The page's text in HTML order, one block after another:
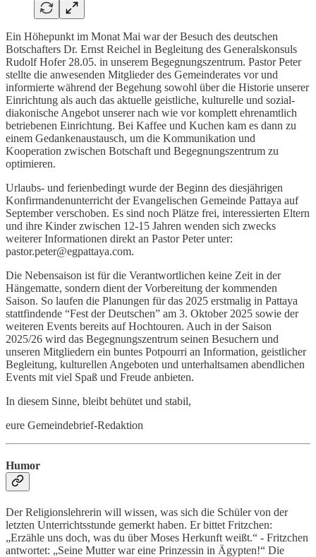
Ein Höhepunkt im Monat Mai war der Besuch des deutschen
Botschafters Dr. Ernst Reichel in Begleitung des Generalskonsuls
Rudolf Hofer 28.05. in unserem Begegnungszentrum. Pastor Peter
stellte die anwesenden Mitglieder des Gemeinderates vor und
informierte während der Begehung sowohl über die Historie unserer
Einrichtung als auch das aktuelle geistliche, kulturelle und sozial-
diakonische Angebot unserer nach wie vor komplett ehrenamtlich
betriebenen Einrichtung. Bei Kaffee und Kuchen kam es dann zu
einem Gedankenaustausch, um die Kommunikation und
Kooperation zwischen Botschaft und Begegnungszentrum zu
optimieren.
Urlaubs- und ferienbedingt wurde der Beginn des diesjährigen
Konfirmandenunterricht der Evangelischen Gemeinde Pattaya auf
September verschoben. Es sind noch Plätze frei, interessierten Eltern
und ihre Kinder zwischen 12-15 Jahren wenden sich zwecks
weiterer Informationen direkt an Pastor Peter unter:
pastor.peter@egpattaya.com.
Die Nebensaison ist für die Verantwortlichen keine Zeit in der
Hängematte, sondern dient der Vorbereitung der kommenden
Saison. So laufen die Planungen für das 2025 erstmalig in Pattaya
stattfindende “Fest der Deutschen” am 3. Oktober 2025 sowie der
weiteren Events bereits auf Hochtouren. Auch in der Saison
2025/26 wird das Begegnungszentrum seinen Besuchern und
unseren Mitgliedern ein buntes Potpourri an Information, geistlicher
Begleitung, kulturellen Angeboten und unterhaltsamen abendlichen
Events mit viel Spaß und Freude anbieten.
In diesem Sinne, bleibt behütet und stabil,
eure Gemeindebrief-Redaktion
Humor
Der Religionslehrerin will wissen, was sich die Schüler von der
letzten Unterrichtsstunde gemerkt haben. Er bittet Fritzchen:
„Erzähle uns doch, was du über Moses Herkunft weißt.“ - Fritzchen
antwortet: „Seine Mutter war eine Prinzessin in Ägypten!“ Die